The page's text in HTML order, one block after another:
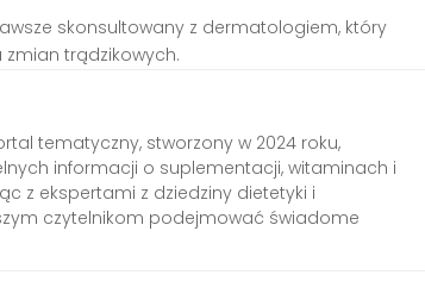
skonsultowany z dermatologiem, który
trądzikowych.
tematyczny, stworzony w 2024 roku,
informacji o suplementacji, witaminach i
z ekspertami z dziedziny dietetyki i
czytelnikom podejmować świadome